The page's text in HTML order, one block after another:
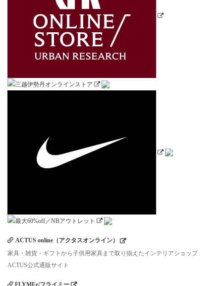
ACTUS online（アクタスオンライン）
家具・雑貨・ギフトから子供用家具まで取り揃えたインテリアショップ
ACTUS公式通販サイト
FLYMEe/フライミー